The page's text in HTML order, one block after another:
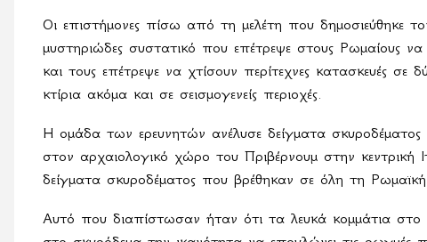
Οι επιστήμονες πίσω από τη μελέτη που δημοσιεύθηκε
μυστηριώδες συστατικό που επέτρεψε στους Ρωμαίους
και τους επέτρεψε να χτίσουν περίτεχνες κατασκευές
κτίρια ακόμα και σε σεισμογενείς περιοχές.
Η ομάδα των ερευνητών ανέλυσε δείγματα
στον αρχαιολογικό χώρο του Πριβέρνουμ στην
δείγματα σκυροδέματος που βρέθηκαν σε όλη τη
Αυτό που διαπίστωσαν ήταν ότι τα λευκά κομμάτια στο